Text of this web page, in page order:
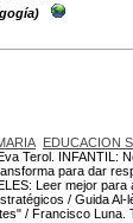
EDUCACION
Terol.
para dar
Leer mejor
/ Guida
/ Francisco